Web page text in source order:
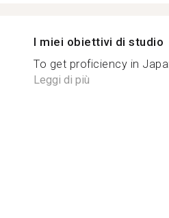
I miei obiettivi di studio
To get proficiency in
Leggi di più